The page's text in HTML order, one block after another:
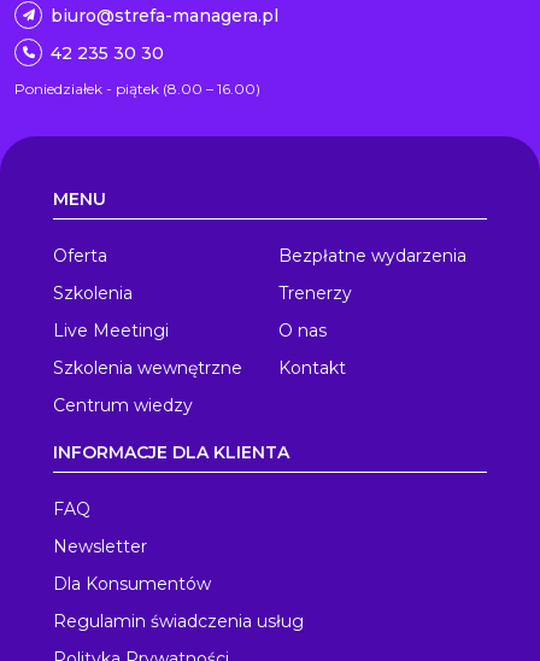
biuro@strefa-managera.pl
42 235 30 30
Poniedziałek - piątek (8.00 – 16.00)
MENU
Oferta
Szkolenia
Live Meetingi
Szkolenia wewnętrzne
Centrum wiedzy
Bezpłatne wydarzenia
Trenerzy
O nas
Kontakt
INFORMACJE DLA KLIENTA
FAQ
Newsletter
Dla Konsumentów
Regulamin świadczenia usług